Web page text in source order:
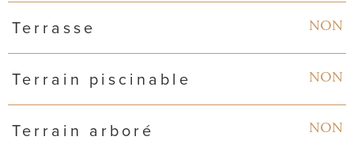
Terrasse NON
Terrain piscinable NON
Terrain arboré NON